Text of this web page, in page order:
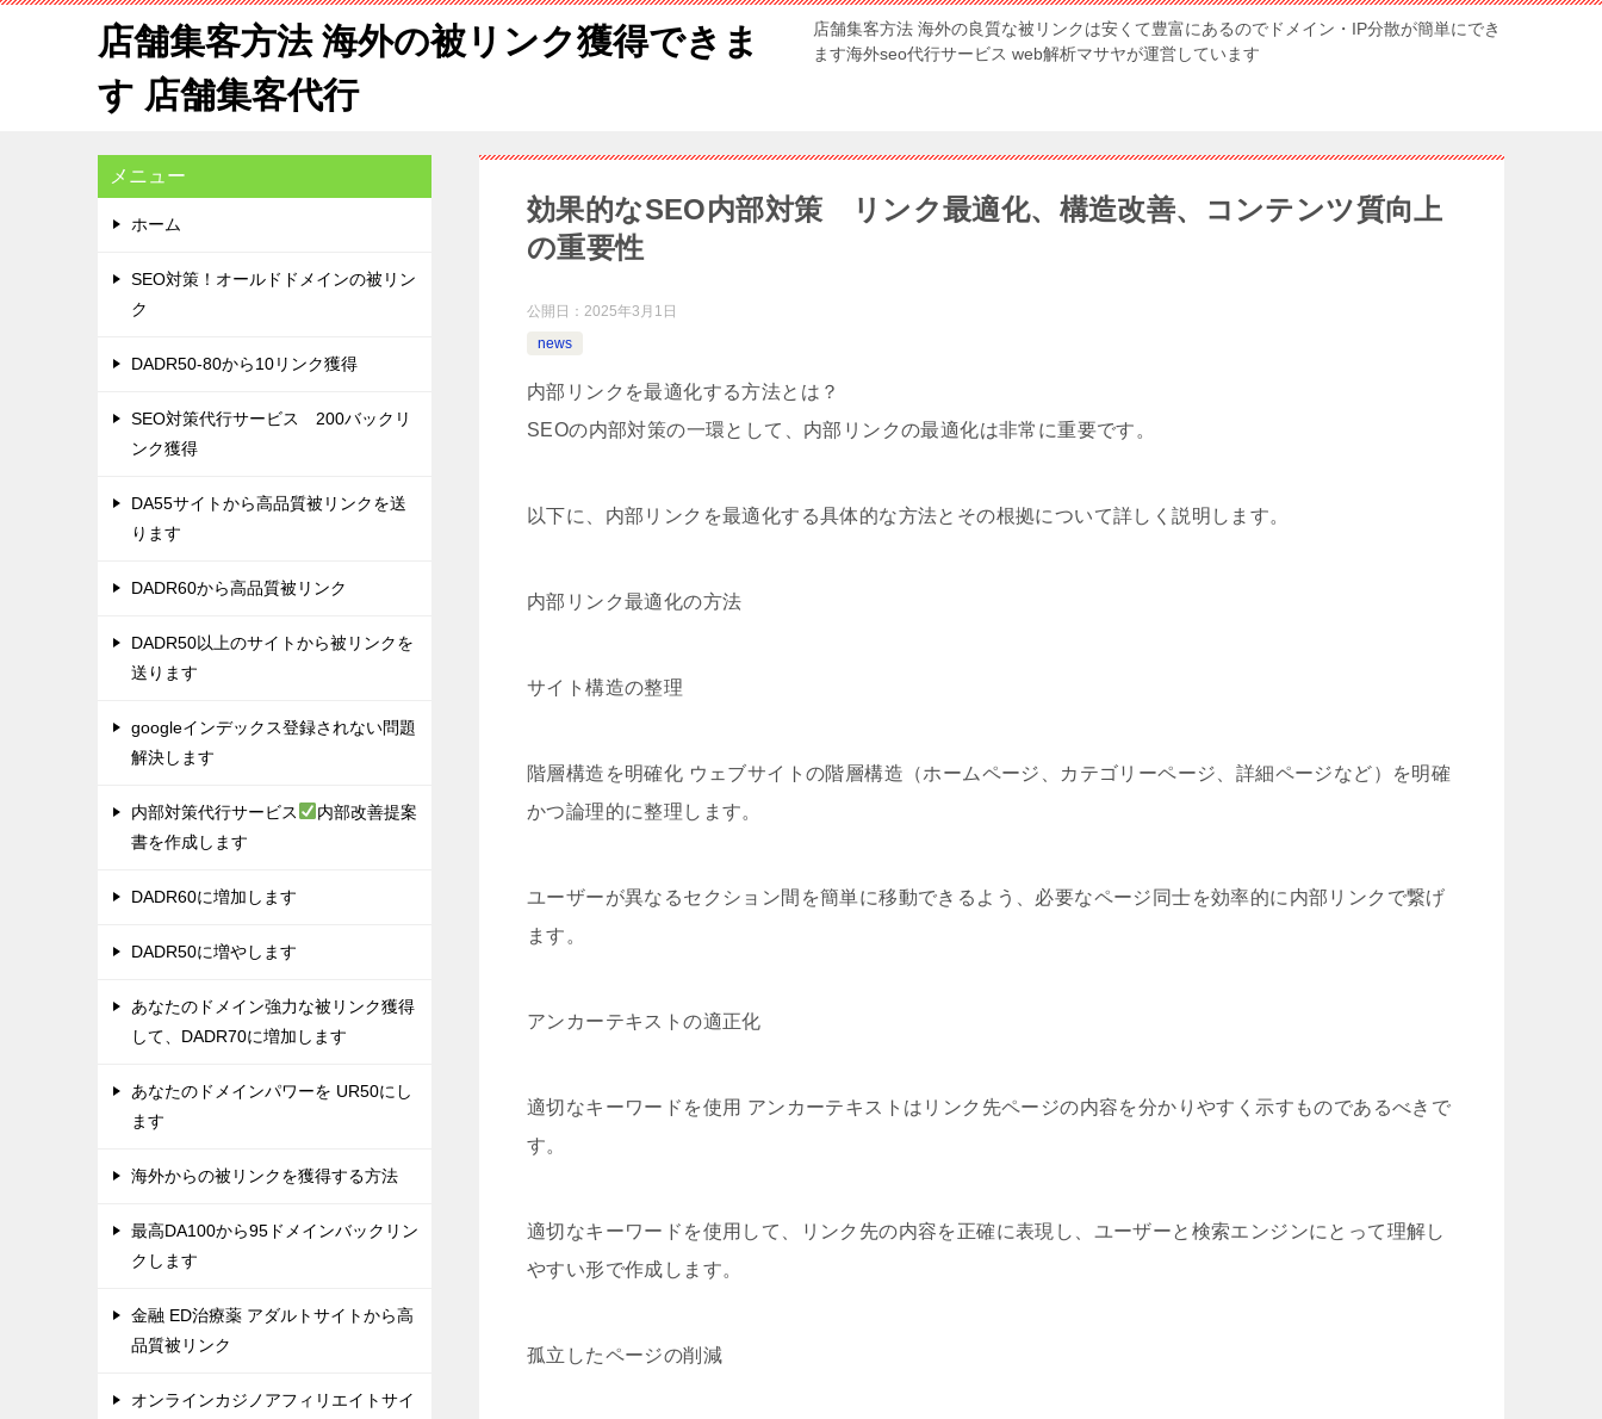
店舗集客方法 海外の被リンク獲得できま
す 店舗集客代行
店舗集客方法 海外の良質な被リンクは安くて豊富にあるのでドメイン・IP分散が簡単にでき
ます海外seo代行サービス web解析マサヤが運営しています
効果的なSEO内部対策 リンク最適化、構造改善、コンテンツ質向上
の重要性
公開日： 2025年3月1日
news
内部リンクを最適化する方法とは？
SEOの内部対策の一環として、内部リンクの最適化は非常に重要です。
以下に、内部リンクを最適化する具体的な方法とその根拠について詳しく説明します。
内部リンク最適化の方法
サイト構造の整理
階層構造を明確化 ウェブサイトの階層構造（ホームページ、カテゴリーページ、詳細ページなど）を明確
かつ論理的に整理します。
ユーザーが異なるセクション間を簡単に移動できるよう、必要なページ同士を効率的に内部リンクで繋げ
ます。
アンカーテキストの適正化
適切なキーワードを使用 アンカーテキストはリンク先ページの内容を分かりやすく示すものであるべきで
す。
適切なキーワードを使用して、リンク先の内容を正確に表現し、ユーザーと検索エンジンにとって理解し
やすい形で作成します。
孤立したページの削減
メニュー
ホーム
SEO対策！オールドドメインの被リン
ク
DADR50-80から10リンク獲得
SEO対策代行サービス 200バックリ
ンク獲得
DA55サイトから高品質被リンクを送
ります
DADR60から高品質被リンク
DADR50以上のサイトから被リンクを
送ります
googleインデックス登録されない問題
解決します
内部対策代行サービス
内部改善提案
書を作成します
DADR60に増加します
DADR50に増やします
あなたのドメイン強力な被リンク獲得
して、DADR70に増加します
あなたのドメインパワーを UR50にし
ます
海外からの被リンクを獲得する方法
最高DA100から95ドメインバックリン
クします
金融 ED治療薬 アダルトサイトから高
品質被リンク
オンラインカジノアフィリエイトサイ